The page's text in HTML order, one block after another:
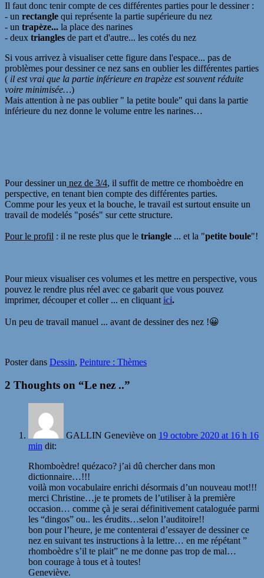
Il faut donc tenir compte de ces différentes parties pour le dessiner :
- un rectangle qui représente la partie supérieure du nez
- un trapèze... la place des narines
- deux triangles de part et d'autre... les cotés du nez
Si vous arrivez à visualiser cette figure dans l'espace... pas de
problèmes pour dessiner ce nez sans en oublier les différentes parties
( il est vrai que la partie inférieure en trapèze est souvent réduite
voire minimisée…)
Mais attention à ne pas oublier " la petite boule" qui dans la partie
inférieure du nez donne le volume entre les narines…
Pour dessiner un nez de 3/4, il suffit de mettre ce rhomboèdre en
perspective, en tenant bien compte des différentes parties.
Comme pour les yeux et la bouche, le travail est surtout ensuite un
travail de modelés "posés" sur cette structure.
Pour le profil : il ne reste plus que le triangle ... et la "petite boule"!
Pour mieux visualiser ces volumes et les mettre en perspective, vous
pouvez le rendre plus réel avec ce gabarit que vous pouvez
imprimer, découper et coller ... en cliquant ici.
Un peu de travail manuel ... avant de dessiner des nez !😀
Poster dans Dessin, Peinture : Thèmes
2 Thoughts on “Le nez ..”
GALLIN Geneviève on 19 octobre 2020 at 16 h 16
min dit:
Rhomboèdre! quézaco? j’ai dû chercher dans mon
dictionnaire…!!!
voilà mon vocabulaire enrichi désormais d’un nouveau mot!!!
merci Christine…je te promets de l’utiliser à la première
occasion… comme çà je serai définitivement cataloguée parmi
les “dingos” ou.. les érudits…selon l’auditoire!!
bon pour l’heure, je me contenterai d’essayer de dessiner ce
nez en suivant tes instructions à la lettre… en me répétant ”
rhomboèdre s’il te plait” ne me donne pas trop de mal…
bon courage à tous et à toutes!
Geneviève.